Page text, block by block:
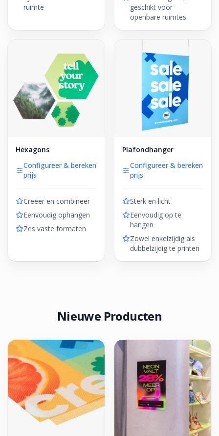
ruimte
geschikt voor
openbare ruimtes
Hexagons
Configureer & bereken
prijs
Creëer en combineer
Eenvoudig ophangen
Zes vaste formaten
Plafondhanger
Configureer & bereken
prijs
Sterk en licht
Eenvoudig op te
hangen
Zowel enkelzijdig als
dubbelzijdig te printen
Nieuwe Producten